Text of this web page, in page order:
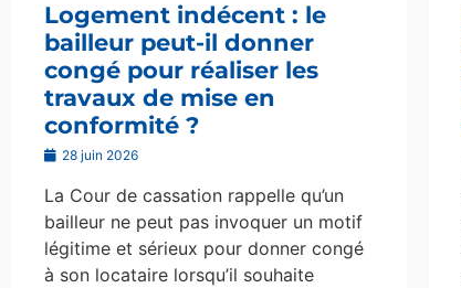
Logement indécent : le
bailleur peut-il donner
congé pour réaliser les
travaux de mise en
conformité ?
28 juin 2026
La Cour de cassation rappelle qu’un
bailleur ne peut pas invoquer un motif
légitime et sérieux pour donner congé
à son locataire lorsqu’il souhaite